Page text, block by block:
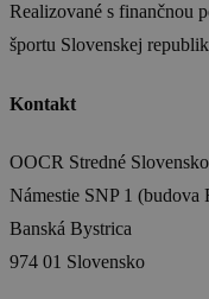
Realizované s finančnou
športu Slovenskej
Kontakt
OOCR Stredné Slovensko
Námestie SNP 1 (budova
Banská Bystrica
974 01 Slovensko